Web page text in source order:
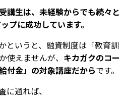
講生は、未経験からでも続々と
プに成功しています。
というと、融資制度は「教育訓
使えませんが、 キカガクのコー
付金」の対象講座だからです。
通れば、